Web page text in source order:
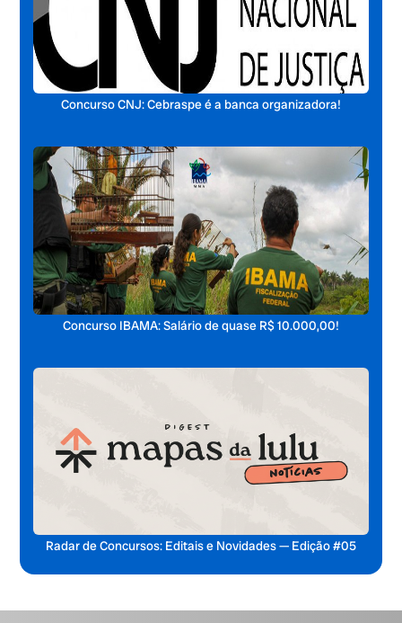
Concurso CNJ: Cebraspe é a banca organizadora!
Concurso IBAMA: Salário de quase R$ 10.000,00!
Radar de Concursos: Editais e Novidades — Edição #05